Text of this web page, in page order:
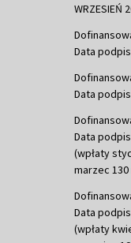
WRZESIEŃ
Data
Data
Data
(wpłaty
marzec 130
Data
(wpłaty